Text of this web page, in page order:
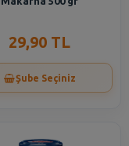
29,90 TL
Şube Seçiniz